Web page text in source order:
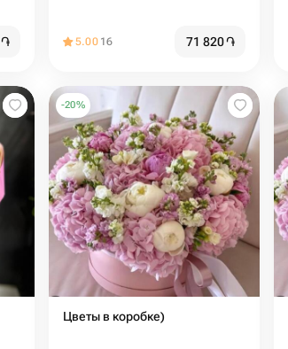
֏ 5.00 16 71 820֏
-20%
Цветы в коробке)